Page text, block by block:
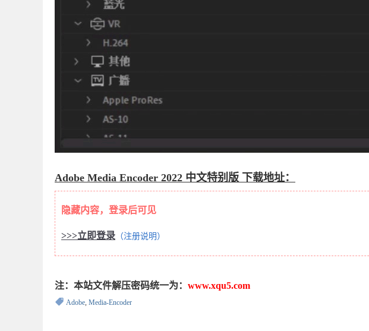
Adobe Media Encoder 2022 中文特别版 下载地址：
隐藏内容，登录后可见
>>>立即登录 （注册说明）
注：本站文件解压密码统一为： www.xqu5.com
Adobe, Media-Encoder